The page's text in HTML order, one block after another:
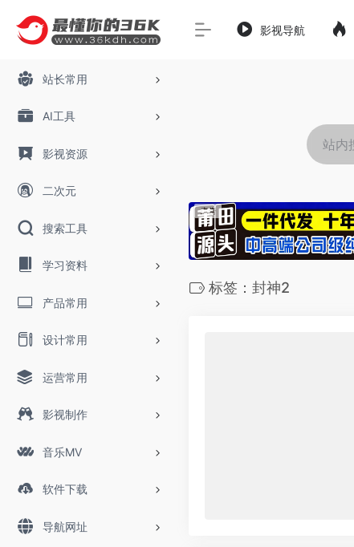
站长常用
AI工具
影视资源
二次元
搜索工具
学习资料
产品常用
设计常用
运营常用
影视制作
音乐MV
软件下载
导航网址
影视导航
标签：封神2